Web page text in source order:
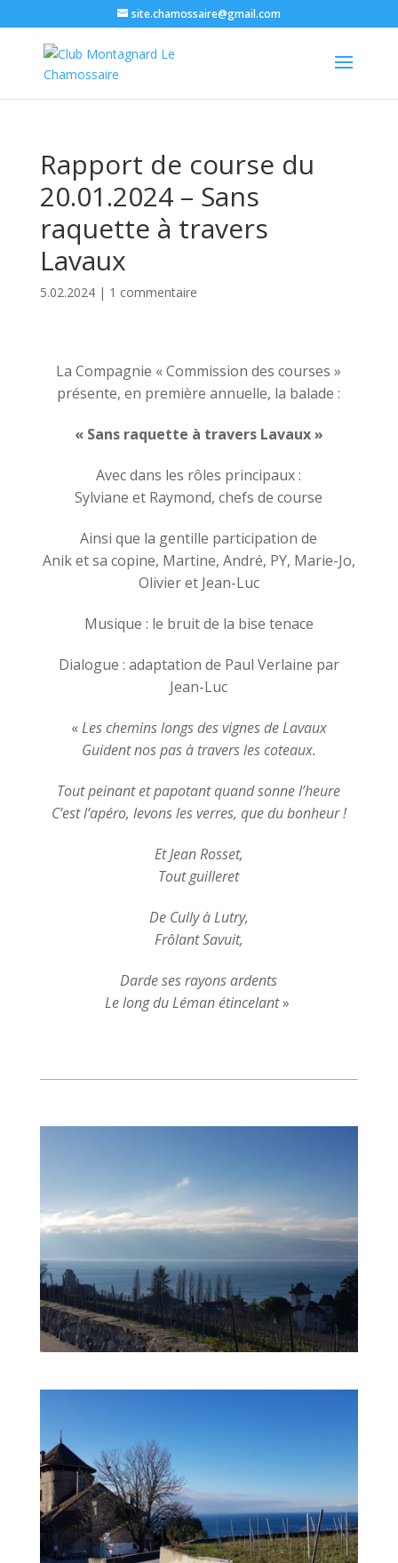
site.chamossaire@gmail.com
Rapport de course du
20.01.2024 – Sans
raquette à travers
Lavaux
5.02.2024| 1 commentaire
La Compagnie « Commission des courses »
présente, en première annuelle, la balade :
« Sans raquette à travers Lavaux »
Avec dans les rôles principaux :
Sylviane et Raymond, chefs de course
Ainsi que la gentille participation de
Anik et sa copine, Martine, André, PY, Marie-Jo,
Olivier et Jean-Luc
Musique : le bruit de la bise tenace
Dialogue : adaptation de Paul Verlaine par
Jean-Luc
«Les chemins longs des vignes de Lavaux
Guident nos pas à travers les coteaux.
Tout peinant et papotant quand sonne l’heure
C’est l’apéro, levons les verres, que du bonheur !
Et Jean Rosset,
Tout guilleret
De Cully à Lutry,
Frôlant Savuit,
Darde ses rayons ardents
Le long du Léman étincelant»